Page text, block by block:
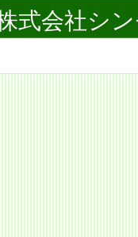
式会社シ